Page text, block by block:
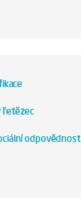
řetězec
odpovědnost